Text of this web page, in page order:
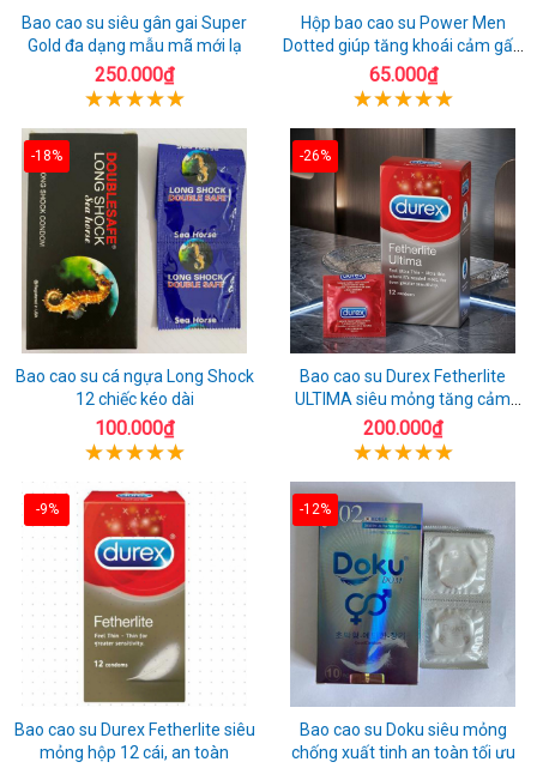
Bao cao su siêu gân gai Super
Gold đa dạng mẫu mã mới lạ
250.000₫
Hộp bao cao su Power Men
Dotted giúp tăng khoái cảm gấp
đôi
65.000₫
-18%
Bao cao su cá ngựa Long Shock
12 chiếc kéo dài
100.000₫
-26%
Bao cao su Durex Fetherlite
ULTIMA siêu mỏng tăng cảm
giác
200.000₫
-9%
Bao cao su Durex Fetherlite siêu
mỏng hộp 12 cái, an toàn
-12%
Bao cao su Doku siêu mỏng
chống xuất tinh an toàn tối ưu